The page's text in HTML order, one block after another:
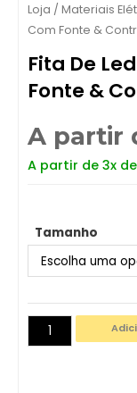
Loja / Materiais
Com Fonte &
Fita De
Fonte &
A partir
A partir de 3x de
Tamanho